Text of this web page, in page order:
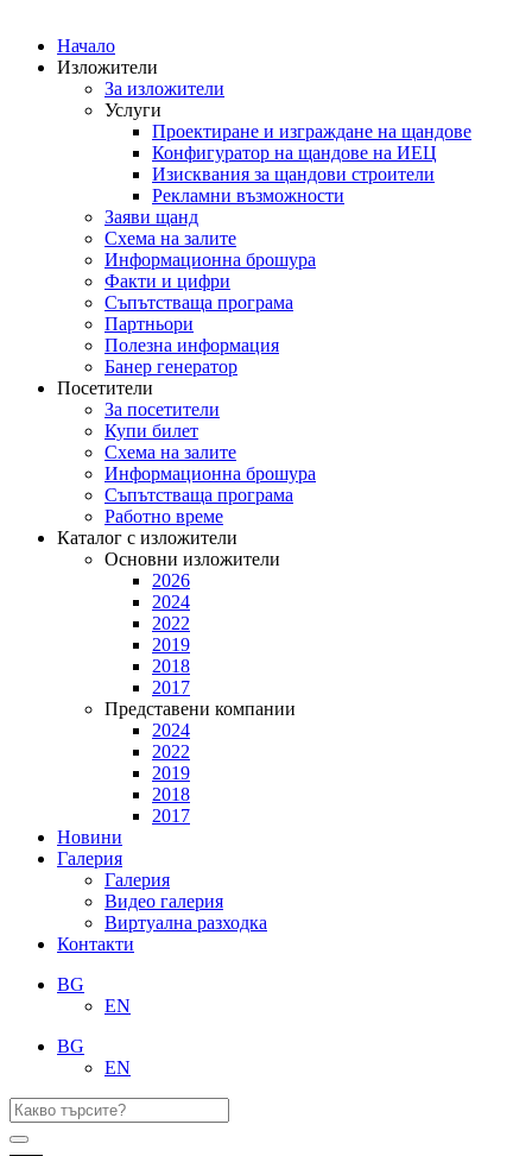
Начало
Изложители
За изложители
Услуги
Проектиране и изграждане на щандове
Конфигуратор на щандове на ИЕЦ
Изисквания за щандови строители
Рекламни възможности
Заяви щанд
Схема на залите
Информационна брошура
Факти и цифри
Съпътстваща програма
Партньори
Полезна информация
Банер генератор
Посетители
За посетители
Купи билет
Схема на залите
Информационна брошура
Съпътстваща програма
Работно време
Каталог с изложители
Основни изложители
2026
2024
2022
2019
2018
2017
Представени компании
2024
2022
2019
2018
2017
Новини
Галерия
Галерия
Видео галерия
Виртуална разходка
Контакти
BG
EN
BG
EN